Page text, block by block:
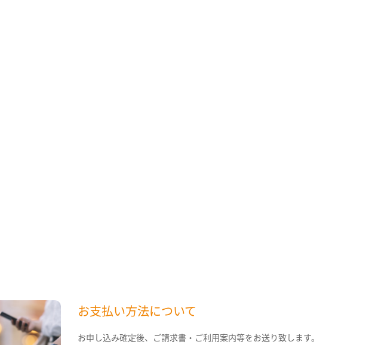
お支払い方法について
お申し込み確定後、ご請求書・ご利用案内等をお送り致します。